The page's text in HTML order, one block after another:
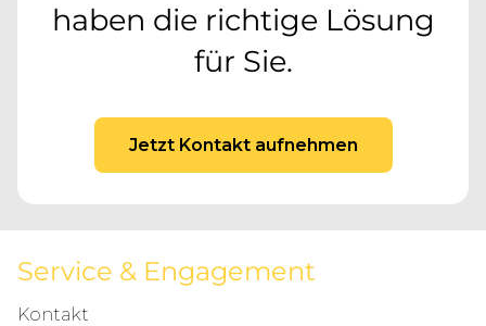
haben die richtige Lösung
für Sie.
Jetzt Kontakt aufnehmen
Service & Engagement
Kontakt